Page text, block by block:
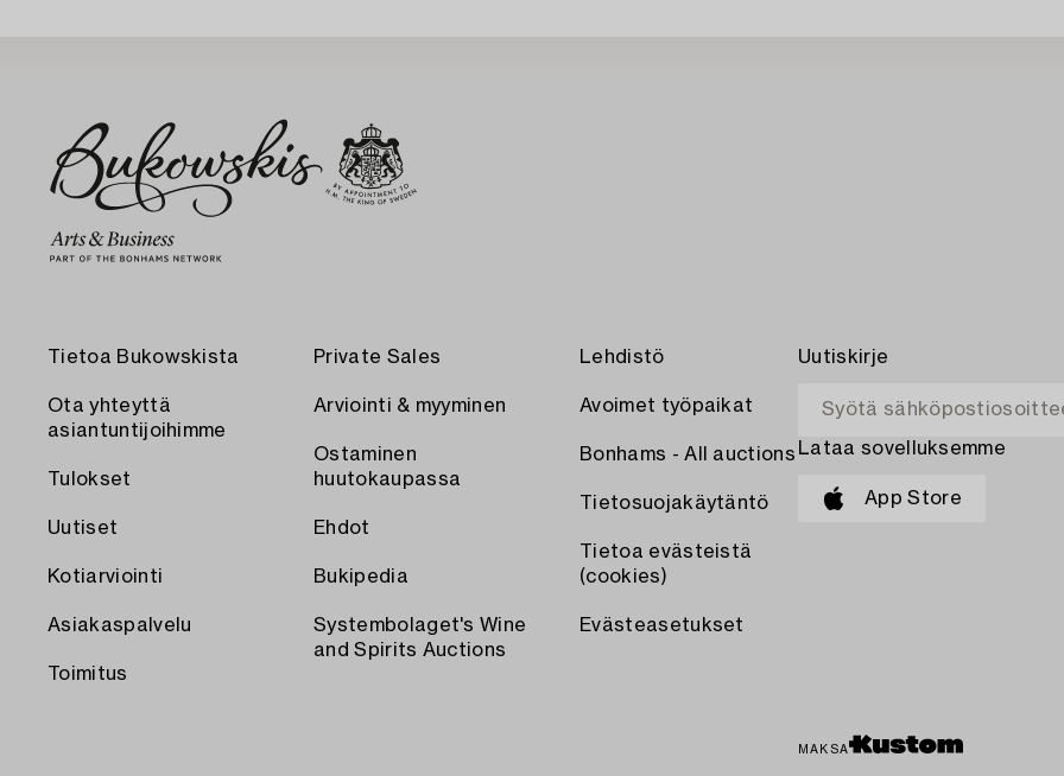
Tietoa Bukowskista
Ota yhteyttä
asiantuntijoihimme
Tulokset
Uutiset
Kotiarviointi
Asiakaspalvelu
Toimitus
Private Sales
Arviointi & myyminen
Ostaminen
huutokaupassa
Ehdot
Bukipedia
Systembolaget's Wine
and Spirits Auctions
Lehdistö
Avoimet työpaikat
Bonhams - All auctions
Tietosuojakäytäntö
Tietoa evästeistä
(cookies)
Evästeasetukset
Uutiskirje
Lataa sovelluksemme
App Store
MAKSA